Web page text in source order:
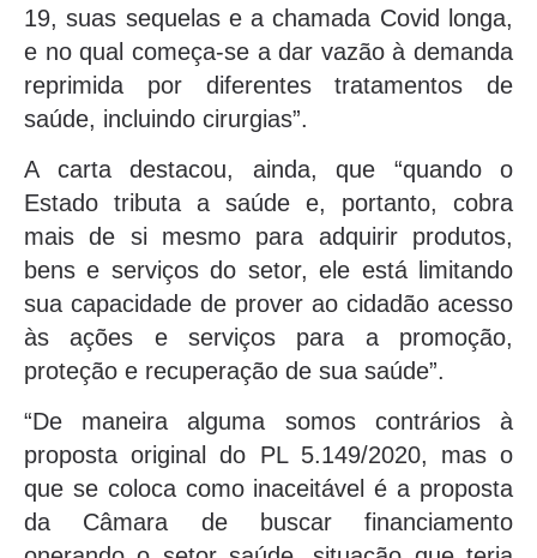
19, suas sequelas e a chamada Covid longa,
e no qual começa-se a dar vazão à demanda
reprimida por diferentes tratamentos de
saúde, incluindo cirurgias”.
A carta destacou, ainda, que “quando o
Estado tributa a saúde e, portanto, cobra
mais de si mesmo para adquirir produtos,
bens e serviços do setor, ele está limitando
sua capacidade de prover ao cidadão acesso
às ações e serviços para a promoção,
proteção e recuperação de sua saúde”.
“De maneira alguma somos contrários à
proposta original do PL 5.149/2020, mas o
que se coloca como inaceitável é a proposta
da Câmara de buscar financiamento